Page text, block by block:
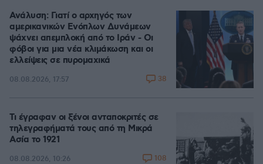
Ανάλυση: Γιατί ο αρχηγός των
αμερικανικών Ενόπλων Δυνάμεων
ψάχνει απεμπλοκή από το Ιράν - Οι
φόβοι για μια νέα κλιμάκωση και οι
ελλείψεις σε πυρομαχικά
08.08.2026, 17:57 38
Τι έγραφαν οι ξένοι ανταποκριτές σε
τηλεγραφήματά τους από τη Μικρά
Ασία το 1921
08.08.2026, 10:26 108